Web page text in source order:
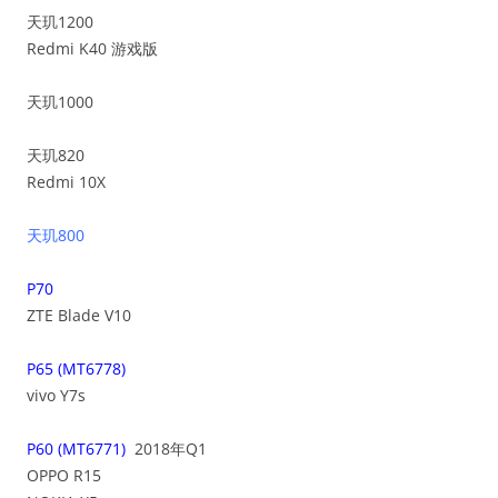
天玑1200
Redmi K40 游戏版
天玑1000
天玑820
Redmi 10X
天玑800
P70
ZTE Blade V10
P65 (MT6778)
vivo Y7s
P60 (MT6771) 2018年Q1
OPPO R15